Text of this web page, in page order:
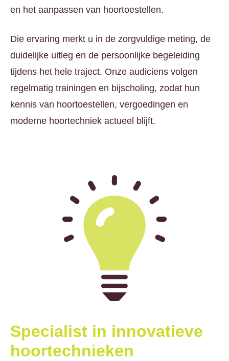
en het aanpassen van hoortoestellen.
Die ervaring merkt u in de zorgvuldige meting, de
duidelijke uitleg en de persoonlijke begeleiding
tijdens het hele traject. Onze audiciens volgen
regelmatig trainingen en bijscholing, zodat hun
kennis van hoortoestellen, vergoedingen en
moderne hoortechniek actueel blijft.
Specialist in innovatieve
hoortechnieken